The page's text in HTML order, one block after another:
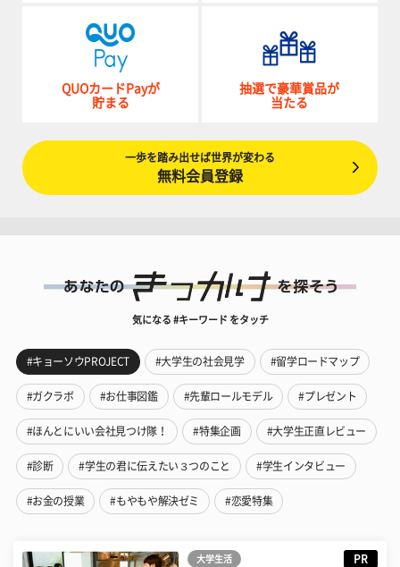
QUOカードPayが
貯まる
抽選で豪華賞品が
当たる
一歩を踏み出せば世界が変わる
無料会員登録
気になる #キーワード をタッチ
#キョーソウPROJECT #大学生の社会見学 #留学ロードマップ
#ガクラボ #お仕事図鑑 #先輩ロールモデル #プレゼント
#ほんとにいい会社見つけ隊！ #特集企画 #大学生正直レビュー
#診断 #学生の君に伝えたい３つのこと #学生インタビュー
#お金の授業 #もやもや解決ゼミ #恋愛特集
大学生活 PR